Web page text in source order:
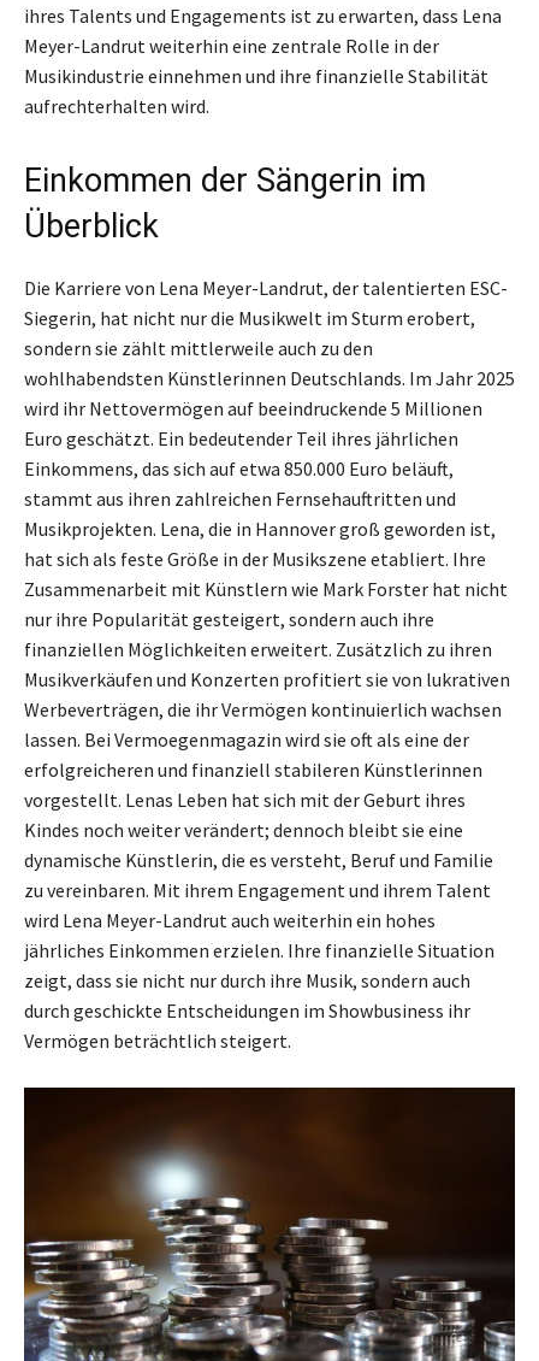
ihres Talents und Engagements ist zu erwarten, dass Lena
Meyer-Landrut weiterhin eine zentrale Rolle in der
Musikindustrie einnehmen und ihre finanzielle Stabilität
aufrechterhalten wird.
Einkommen der Sängerin im
Überblick
Die Karriere von Lena Meyer-Landrut, der talentierten ESC-
Siegerin, hat nicht nur die Musikwelt im Sturm erobert,
sondern sie zählt mittlerweile auch zu den
wohlhabendsten Künstlerinnen Deutschlands. Im Jahr 2025
wird ihr Nettovermögen auf beeindruckende 5 Millionen
Euro geschätzt. Ein bedeutender Teil ihres jährlichen
Einkommens, das sich auf etwa 850.000 Euro beläuft,
stammt aus ihren zahlreichen Fernsehauftritten und
Musikprojekten. Lena, die in Hannover groß geworden ist,
hat sich als feste Größe in der Musikszene etabliert. Ihre
Zusammenarbeit mit Künstlern wie Mark Forster hat nicht
nur ihre Popularität gesteigert, sondern auch ihre
finanziellen Möglichkeiten erweitert. Zusätzlich zu ihren
Musikverkäufen und Konzerten profitiert sie von lukrativen
Werbeverträgen, die ihr Vermögen kontinuierlich wachsen
lassen. Bei Vermoegenmagazin wird sie oft als eine der
erfolgreicheren und finanziell stabileren Künstlerinnen
vorgestellt. Lenas Leben hat sich mit der Geburt ihres
Kindes noch weiter verändert; dennoch bleibt sie eine
dynamische Künstlerin, die es versteht, Beruf und Familie
zu vereinbaren. Mit ihrem Engagement und ihrem Talent
wird Lena Meyer-Landrut auch weiterhin ein hohes
jährliches Einkommen erzielen. Ihre finanzielle Situation
zeigt, dass sie nicht nur durch ihre Musik, sondern auch
durch geschickte Entscheidungen im Showbusiness ihr
Vermögen beträchtlich steigert.